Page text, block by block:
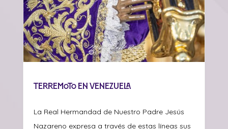
Terremoto en Venezuela
La Real Hermandad de Nuestro Padre Jesús
Nazareno expresa a través de estas líneas sus